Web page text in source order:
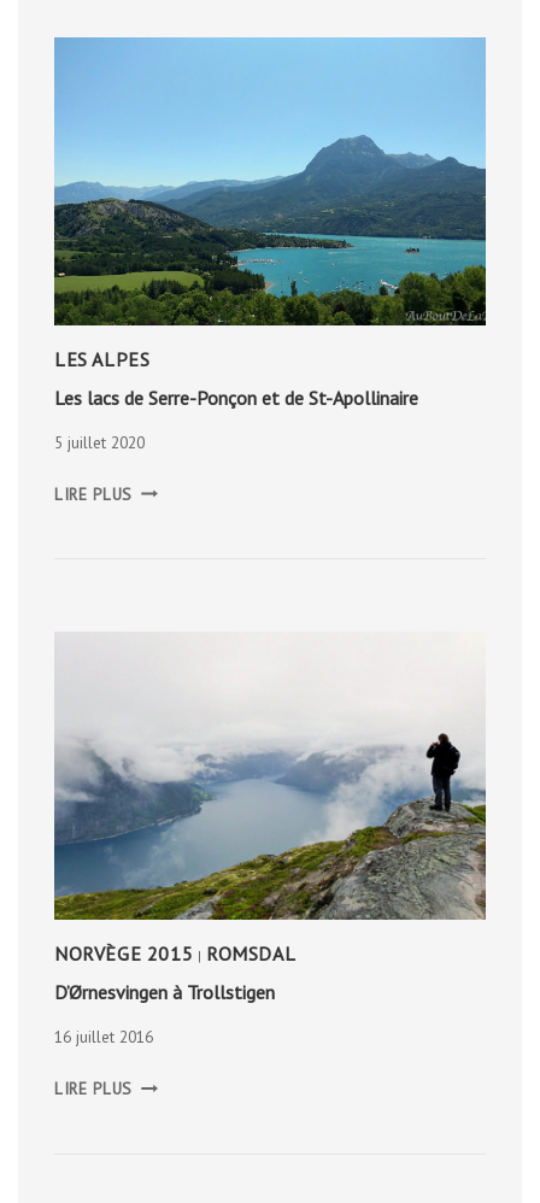
LES ALPES
Les lacs de Serre-Ponçon et de St-Apollinaire
5 juillet 2020
LIRE PLUS LACS
NORVÈGE 2015 | ROMSDAL
D’Ørnesvingen à Trollstigen
16 juillet 2016
LIRE PLUS